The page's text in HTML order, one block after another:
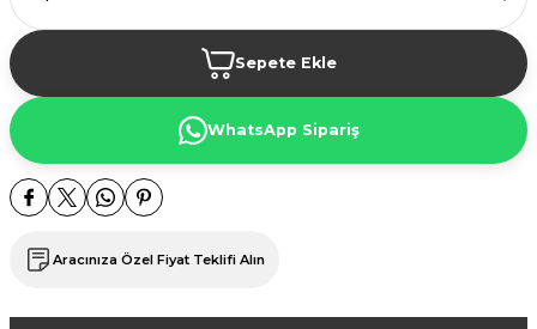
Sepete Ekle
WhatsApp Sipariş
Aracınıza Özel Fiyat Teklifi Alın